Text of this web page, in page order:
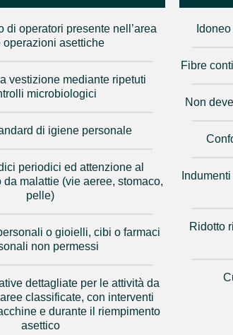
di operatori presente nell’area
operazioni asettiche
vestizione mediante ripetuti
microbiologici
di igiene personale
periodici ed attenzione al
da malattie (vie aeree, stomaco,
pelle)
o gioielli, cibi o farmaci
non permessi
dettagliate per le attività da
classificate, con interventi
e durante il riempimento
asettico
Fibre
Non
Ridotto